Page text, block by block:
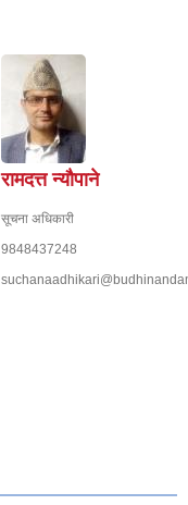
रामदत्त न्यौपाने
सूचना अधिकारी
9848437248